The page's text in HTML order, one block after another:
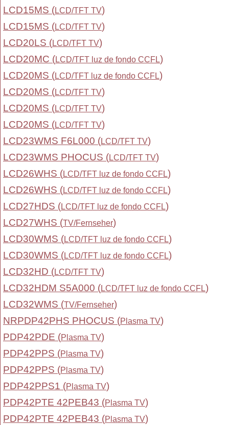
LCD15MS (LCD/TFT TV)
LCD15MS (LCD/TFT TV)
LCD20LS (LCD/TFT TV)
LCD20MC (LCD/TFT luz de fondo CCFL)
LCD20MS (LCD/TFT luz de fondo CCFL)
LCD20MS (LCD/TFT TV)
LCD20MS (LCD/TFT TV)
LCD20MS (LCD/TFT TV)
LCD23WMS F6L000 (LCD/TFT TV)
LCD23WMS PHOCUS (LCD/TFT TV)
LCD26WHS (LCD/TFT luz de fondo CCFL)
LCD26WHS (LCD/TFT luz de fondo CCFL)
LCD27HDS (LCD/TFT luz de fondo CCFL)
LCD27WHS (TV/Fernseher)
LCD30WMS (LCD/TFT luz de fondo CCFL)
LCD30WMS (LCD/TFT luz de fondo CCFL)
LCD32HD (LCD/TFT TV)
LCD32HDM S5A000 (LCD/TFT luz de fondo CCFL)
LCD32WMS (TV/Fernseher)
NRPDP42PHS PHOCUS (Plasma TV)
PDP42PDE (Plasma TV)
PDP42PPS (Plasma TV)
PDP42PPS (Plasma TV)
PDP42PPS1 (Plasma TV)
PDP42PTE 42PEB43 (Plasma TV)
PDP42PTE 42PEB43 (Plasma TV)